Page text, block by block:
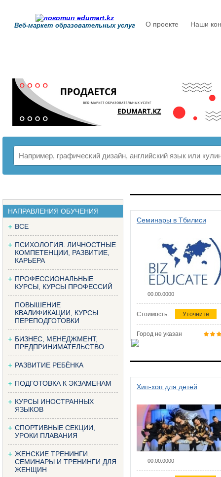
Веб-маркет образовательных услуг О проекте Наши
НАПРАВЛЕНИЯ ОБУЧЕНИЯ
ВСЕ
ПСИХОЛОГИЯ. ЛИЧНОСТНЫЕ
КОМПЕТЕНЦИИ, РАЗВИТИЕ,
КАРЬЕРА
ПРОФЕССИОНАЛЬНЫЕ
КУРСЫ, КУРСЫ ПРОФЕССИЙ
ПОВЫШЕНИЕ
КВАЛИФИКАЦИИ, КУРСЫ
ПЕРЕПОДГОТОВКИ
БИЗНЕС, МЕНЕДЖМЕНТ,
ПРЕДПРИНИМАТЕЛЬСТВО
РАЗВИТИЕ РЕБЁНКА
ПОДГОТОВКА К ЭКЗАМЕНАМ
КУРСЫ ИНОСТРАННЫХ
ЯЗЫКОВ
СПОРТИВНЫЕ СЕКЦИИ,
УРОКИ ПЛАВАНИЯ
ЖЕНСКИЕ ТРЕНИНГИ.
СЕМИНАРЫ И ТРЕНИНГИ ДЛЯ
ЖЕНЩИН
Семинары в Тбилиси
00.00.0000
Стоимость: Уточните
Город не указан
Хип-хоп для детей
00.00.0000